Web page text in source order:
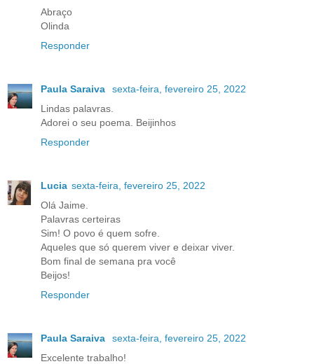
Abraço
Olinda
Responder
Paula Saraiva
sexta-feira, fevereiro 25, 2022
Lindas palavras.
Adorei o seu poema. Beijinhos
Responder
Lucia sexta-feira, fevereiro 25, 2022
Olá Jaime.
Palavras certeiras
Sim! O povo é quem sofre.
Aqueles que só querem viver e deixar viver.
Bom final de semana pra você
Beijos!
Responder
Paula Saraiva
sexta-feira, fevereiro 25, 2022
Excelente trabalho!